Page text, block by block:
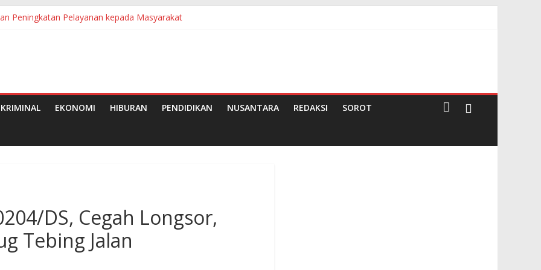
Peningkatan Pelayanan kepada Masyarakat
Sawit, Dorong Pekebun Semakin Modern
Perdana, Dorong UMKM dan Hiburan Rakyat
Mak Teduh dan PT Arara Abadi
EKONOMI HIBURAN PENDIDIKAN NUSANTARA REDAKSI SOROT
DS, Cegah Longsor,
Tebing Jalan